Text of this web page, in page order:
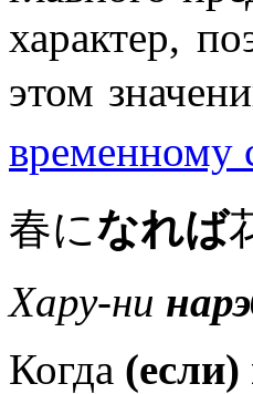
характер,
этом
春になれば
Хару-ни
Когда (если)